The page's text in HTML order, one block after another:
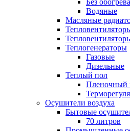
Без обогрева
Водяные
Масляные
Теплогенераторы
Газовые
Дизельные
Теплый пол
Пленочный
Осушители воздуха
Бытовые
70 литров